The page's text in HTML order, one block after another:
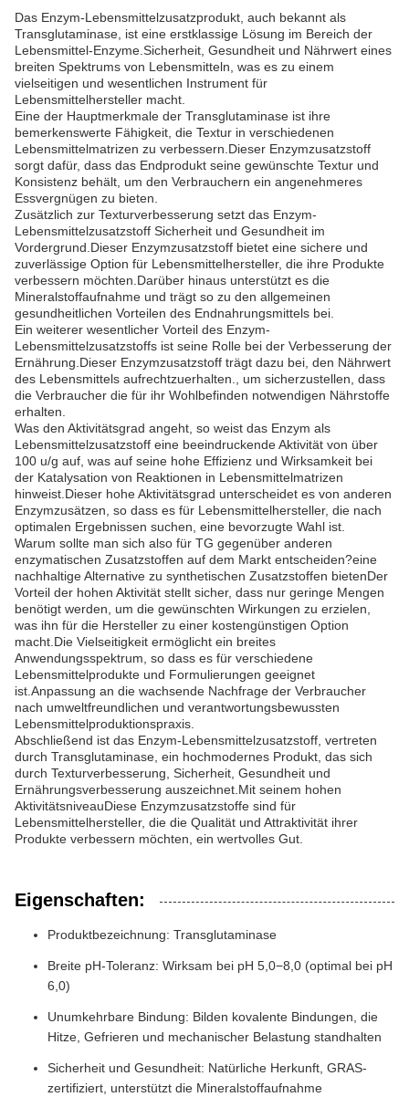
Das Enzym-Lebensmittelzusatzprodukt, auch bekannt als
Transglutaminase, ist eine erstklassige Lösung im Bereich der
Lebensmittel-Enzyme.Sicherheit, Gesundheit und Nährwert eines
breiten Spektrums von Lebensmitteln, was es zu einem
vielseitigen und wesentlichen Instrument für
Lebensmittelhersteller macht.
Eine der Hauptmerkmale der Transglutaminase ist ihre
bemerkenswerte Fähigkeit, die Textur in verschiedenen
Lebensmittelmatrizen zu verbessern.Dieser Enzymzusatzstoff
sorgt dafür, dass das Endprodukt seine gewünschte Textur und
Konsistenz behält, um den Verbrauchern ein angenehmeres
Essvergnügen zu bieten.
Zusätzlich zur Texturverbesserung setzt das Enzym-
Lebensmittelzusatzstoff Sicherheit und Gesundheit im
Vordergrund.Dieser Enzymzusatzstoff bietet eine sichere und
zuverlässige Option für Lebensmittelhersteller, die ihre Produkte
verbessern möchten.Darüber hinaus unterstützt es die
Mineralstoffaufnahme und trägt so zu den allgemeinen
gesundheitlichen Vorteilen des Endnahrungsmittels bei.
Ein weiterer wesentlicher Vorteil des Enzym-
Lebensmittelzusatzstoffs ist seine Rolle bei der Verbesserung der
Ernährung.Dieser Enzymzusatzstoff trägt dazu bei, den Nährwert
des Lebensmittels aufrechtzuerhalten., um sicherzustellen, dass
die Verbraucher die für ihr Wohlbefinden notwendigen Nährstoffe
erhalten.
Was den Aktivitätsgrad angeht, so weist das Enzym als
Lebensmittelzusatzstoff eine beeindruckende Aktivität von über
100 u/g auf, was auf seine hohe Effizienz und Wirksamkeit bei
der Katalysation von Reaktionen in Lebensmittelmatrizen
hinweist.Dieser hohe Aktivitätsgrad unterscheidet es von anderen
Enzymzusätzen, so dass es für Lebensmittelhersteller, die nach
optimalen Ergebnissen suchen, eine bevorzugte Wahl ist.
Warum sollte man sich also für TG gegenüber anderen
enzymatischen Zusatzstoffen auf dem Markt entscheiden?eine
nachhaltige Alternative zu synthetischen Zusatzstoffen bietenDer
Vorteil der hohen Aktivität stellt sicher, dass nur geringe Mengen
benötigt werden, um die gewünschten Wirkungen zu erzielen,
was ihn für die Hersteller zu einer kostengünstigen Option
macht.Die Vielseitigkeit ermöglicht ein breites
Anwendungsspektrum, so dass es für verschiedene
Lebensmittelprodukte und Formulierungen geeignet
ist.Anpassung an die wachsende Nachfrage der Verbraucher
nach umweltfreundlichen und verantwortungsbewussten
Lebensmittelproduktionspraxis.
Abschließend ist das Enzym-Lebensmittelzusatzstoff, vertreten
durch Transglutaminase, ein hochmodernes Produkt, das sich
durch Texturverbesserung, Sicherheit, Gesundheit und
Ernährungsverbesserung auszeichnet.Mit seinem hohen
AktivitätsniveauDiese Enzymzusatzstoffe sind für
Lebensmittelhersteller, die die Qualität und Attraktivität ihrer
Produkte verbessern möchten, ein wertvolles Gut.
Eigenschaften:
Produktbezeichnung: Transglutaminase
Breite pH-Toleranz: Wirksam bei pH 5,0−8,0 (optimal bei pH
6,0)
Unumkehrbare Bindung: Bilden kovalente Bindungen, die
Hitze, Gefrieren und mechanischer Belastung standhalten
Sicherheit und Gesundheit: Natürliche Herkunft, GRAS-
zertifiziert, unterstützt die Mineralstoffaufnahme